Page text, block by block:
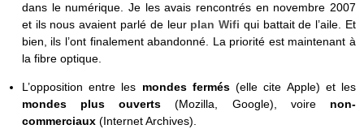
dans le numérique. Je les avais rencontrés en novembre 2007
et ils nous avaient parlé de leur plan Wifi qui battait de l’aile. Et
bien, ils l’ont finalement abandonné. La priorité est maintenant à
la fibre optique.
L’opposition entre les mondes fermés(elle cite Apple) et les
mondes plus ouverts (Mozilla, Google), voire non-
commerciaux(Internet Archives).